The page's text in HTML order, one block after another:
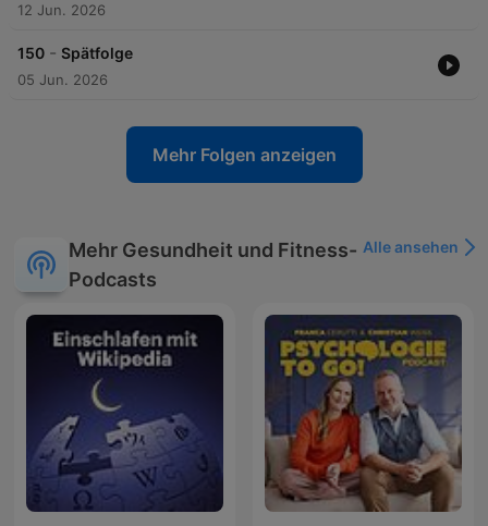
12 Jun. 2026
150 - Spätfolge
05 Jun. 2026
Mehr Folgen anzeigen
Mehr Gesundheit und Fitness-
Podcasts
Alle ansehen